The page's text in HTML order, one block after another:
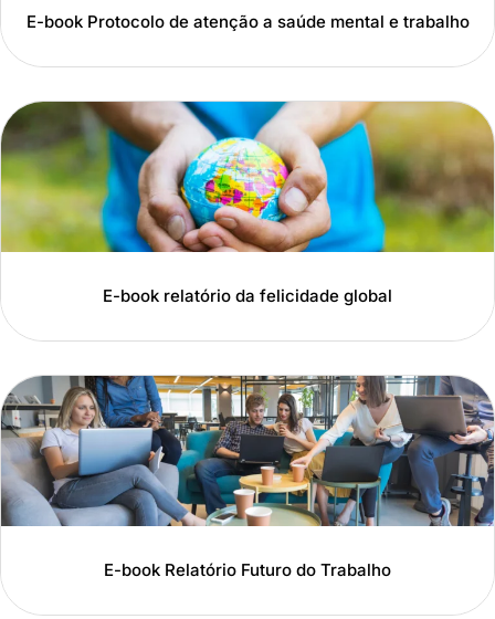
E-book Protocolo de atenção a saúde mental e trabalho
E-book relatório da felicidade global
E-book Relatório Futuro do Trabalho